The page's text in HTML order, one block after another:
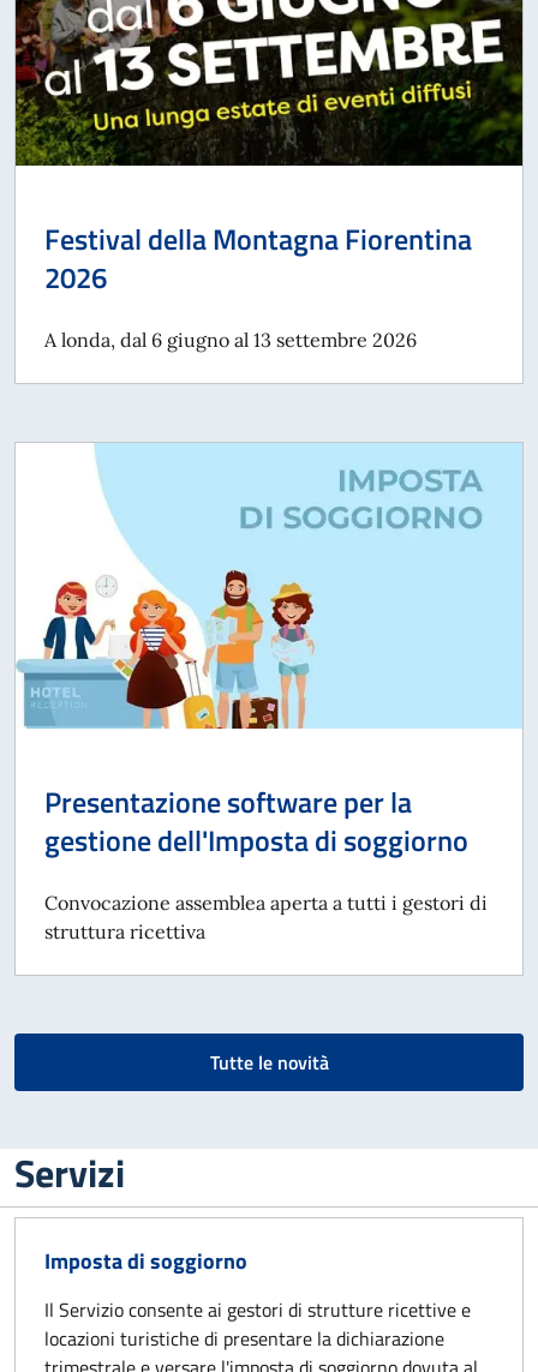
Festival della Montagna Fiorentina
2026
A londa, dal 6 giugno al 13 settembre 2026
Presentazione software per la
gestione dell'Imposta di soggiorno
Convocazione assemblea aperta a tutti i gestori di
struttura ricettiva
Tutte le novità
Servizi
Imposta di soggiorno
Il Servizio consente ai gestori di strutture ricettive e
locazioni turistiche di presentare la dichiarazione